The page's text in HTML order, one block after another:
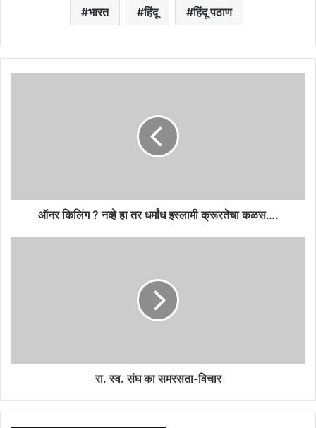
भारत हिंदू हिंदू पठाण
ऑनर किलिंग ? नव्हे हा तर धर्मांध इस्लामी क्रूरतेचा कळस….
रा. स्व. संघ का समरसता-विचार